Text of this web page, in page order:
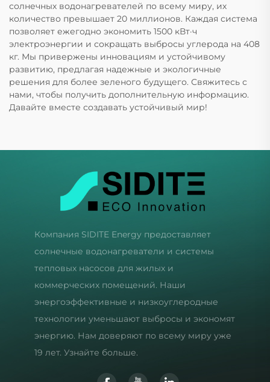
солнечных водонагревателей по всему миру, их
количество превышает 20 миллионов. Каждая система
позволяет ежегодно экономить 1500 кВт·ч
электроэнергии и сокращать выбросы углерода на 408
кг. Мы привержены инновациям и устойчивому
развитию, предлагая надежные и экологичные
решения для более зеленого будущего. Свяжитесь с
нами, чтобы получить дополнительную информацию.
Давайте вместе создавать устойчивый мир!
Компания SIDITE Energy предоставляет
солнечные водонагреватели и системы
тепловых насосов для жилых и
коммерческих помещений. Наши
энергоэффективные и низкоуглеродные
технологии уменьшают выбросы и экономят
энергию. Нам доверяют по всему миру уже
19 лет. Узнайте больше.